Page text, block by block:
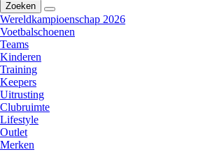
Zoeken
Wereldkampioenschap 2026
Voetbalschoenen
Teams
Kinderen
Training
Keepers
Uitrusting
Clubruimte
Lifestyle
Outlet
Merken